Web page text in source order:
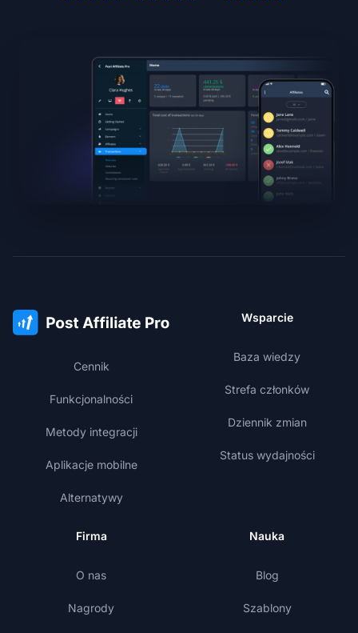
Cennik
Funkcjonalności
Metody integracji
Aplikacje mobilne
Alternatywy
Wsparcie
Baza wiedzy
Strefa członków
Dziennik zmian
Status wydajności
Firma
O nas
Nagrody
Nauka
Blog
Szablony